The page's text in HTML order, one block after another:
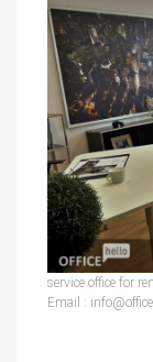
service office for
Email :